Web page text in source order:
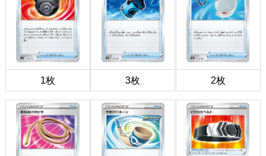
1枚 3枚 2枚